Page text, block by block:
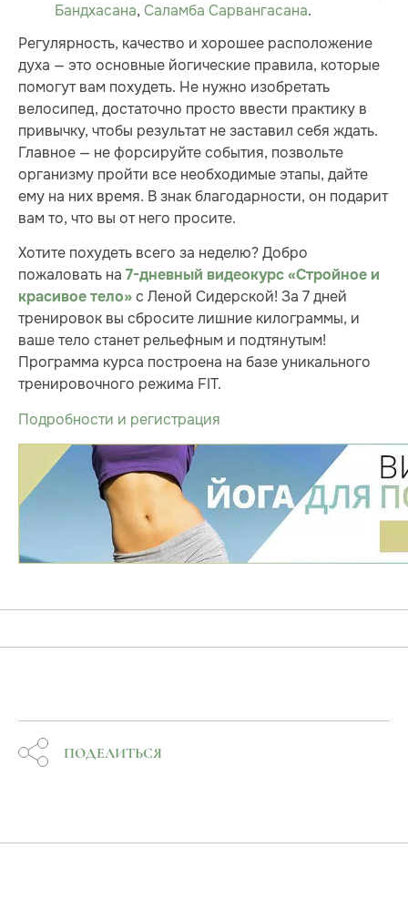
Бандхасана, Саламба Сарвангасана.
Регулярность, качество и хорошее расположение
духа — это основные йогические правила, которые
помогут вам похудеть. Не нужно изобретать
велосипед, достаточно просто ввести практику в
привычку, чтобы результат не заставил себя ждать.
Главное — не форсируйте события, позвольте
организму пройти все необходимые этапы, дайте
ему на них время. В знак благодарности, он подарит
вам то, что вы от него просите.
Хотите похудеть всего за неделю? Добро
пожаловать на 7-дневный видеокурс «Стройное и
красивое тело» с Леной Сидерской! За 7 дней
тренировок вы сбросите лишние килограммы, и
ваше тело станет рельефным и подтянутым!
Программа курса построена на базе уникального
тренировочного режима FIT.
Подробности и регистрация
ПОДЕЛИТЬСЯ